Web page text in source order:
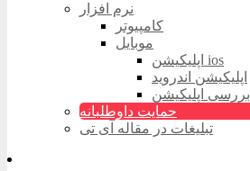
نرم افزار
کامپیوتر
موبایل
اپلیکیشن ios
اپلیکیشن اندروید
بررسی اپلیکیشن
حمایت داوطلبانه
تبلیغات در مقاله آی تی